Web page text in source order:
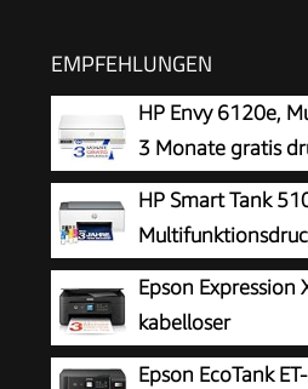
EMPFEHLUNGEN
HP Envy 6120e,
3 Monate gratis
inklusive,
Mobiler Faxversand, Wi-Fi,
HP Smart Tank
Drucken) – 3
Jahre Garantie, großer
Reichweite, Drucken in
Epson Expression
kabelloser
Epson EcoTank